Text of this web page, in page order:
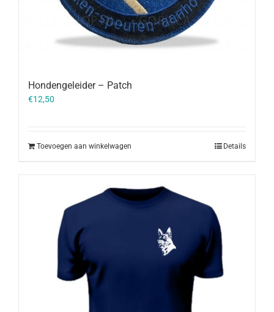
Hondengeleider – Patch
€12,50
Toevoegen aan winkelwagen Details